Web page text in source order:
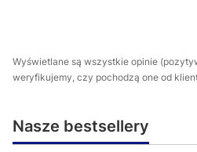
Wyświetlane są wszystkie opinie
weryfikujemy, czy pochodzą one od
Nasze bestsellery